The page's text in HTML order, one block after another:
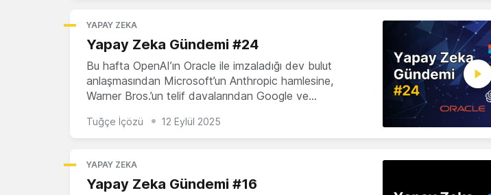
YAPAY ZEKA
Yapay Zeka Gündemi #24
Bu hafta OpenAI’ın Oracle ile imzaladığı dev bulut
anlaşmasından Microsoft’un Anthropic hamlesine,
Warner Bros.’un telif davalarından Google ve…
Tuğçe İçözü 12 Eylül 2025
YAPAY ZEKA
Yapay Zeka Gündemi #16